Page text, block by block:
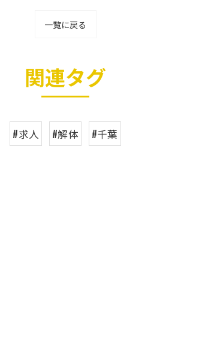
一覧に戻る
関連タグ
#求人 #解体 #千葉